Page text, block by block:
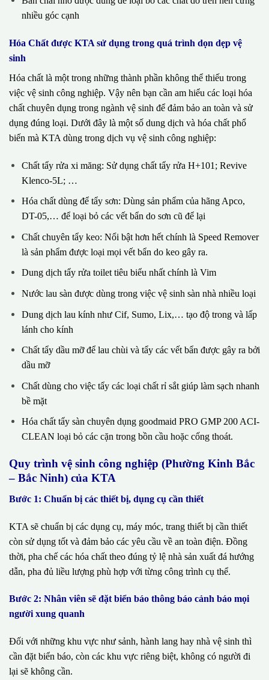
nhiều góc cạnh
Hóa Chất được KTA sử dụng trong quá trình dọn dẹp vệ
sinh
Hóa chất là một trong những thành phần không thể thiếu trong
việc vệ sinh công nghiệp. Vậy nên bạn cần am hiểu các loại hóa
chất chuyên dụng trong ngành vệ sinh để đảm bảo an toàn và sử
dụng đúng loại. Dưới đây là một số dung dịch và hóa chất phổ
biến mà KTA dùng trong dịch vụ vệ sinh công nghiệp:
Chất tẩy rửa xi măng: Sử dụng chất tẩy rửa H+101; Revive
Klenco-5L; …
Hóa chất dùng để tẩy sơn: Dùng sản phẩm của hãng Apco,
DT-05,… để loại bỏ các vết bẩn do sơn cũ để lại
Chất chuyên tẩy keo: Nổi bật hơn hết chính là Speed Remover
là sản phẩm được loại mọi vết bẩn do keo gây ra.
Dung dịch tẩy rửa toilet tiêu biểu nhất chính là Vim
Nước lau sàn được dùng trong việc vệ sinh sàn nhà nhiều loại
Dung dịch lau kính như Cif, Sumo, Lix,… tạo độ trong và lấp
lánh cho kính
Chất tẩy dầu mỡ để lau chùi và tẩy các vết bẩn được gây ra bởi
dầu mỡ
Chất dùng cho việc tẩy các loại chất rỉ sắt giúp làm sạch nhanh
bề mặt
Hóa chất tẩy sàn chuyên dụng goodmaid PRO GMP 200 ACI-
CLEAN loại bỏ các cặn trong bồn cầu hoặc cống thoát.
Quy trình vệ sinh công nghiệp (Phường Kinh Bắc
– Bắc Ninh) của KTA
Bước 1: Chuẩn bị các thiết bị, dụng cụ cần thiết
KTA sẽ chuẩn bị các dụng cụ, máy móc, trang thiết bị cần thiết
còn sử dụng tốt và đảm bảo các yêu cầu về an toàn điện. Đồng
thời, pha chế các hóa chất theo đúng tỷ lệ nhà sản xuất đá hướng
dẫn, pha đủ liều lượng phù hợp với từng công trình cụ thể.
Bước 2: Nhân viên sẽ đặt biển báo thông báo cảnh báo mọi
người xung quanh
Đối với những khu vực như sảnh, hành lang hay nhà vệ sinh thì
cần đặt biển báo, còn các khu vực riêng biệt, không có người đi
lại sẽ không cần.